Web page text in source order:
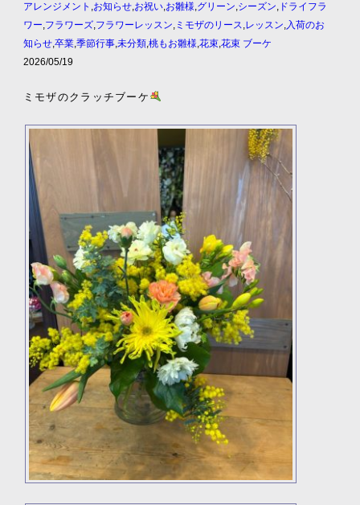
アレンジメント ,お知らせ,お祝い,お雛様,グリーン,シーズン,ドライフラ
ワー,フラワーズ,フラワーレッスン,ミモザのリース,レッスン,入荷のお
知らせ,卒業,季節行事,未分類,桃もお雛様,花束,花束 ブーケ
2026/05/19
ミモザのクラッチブーケ